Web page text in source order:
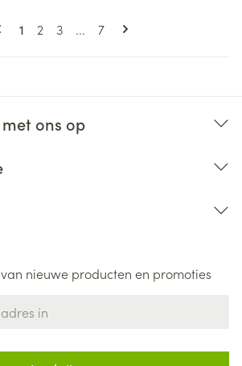
Pagina's
U lees momenteel pagina
1 Pagina
2 Pagina
3 ... Pagina
7
ons op
nieuwe producten en promoties